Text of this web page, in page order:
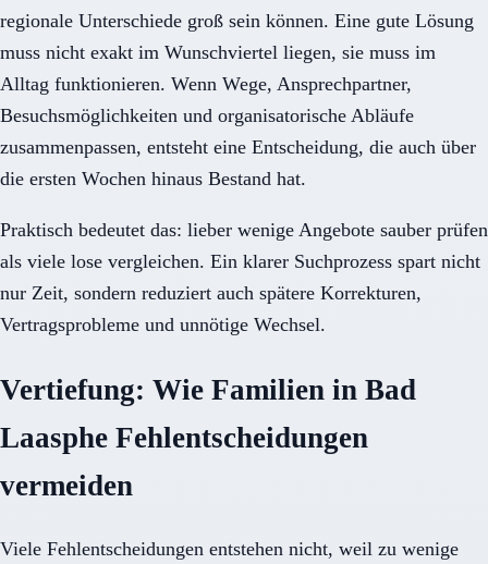
regionale Unterschiede groß sein können. Eine gute Lösung
muss nicht exakt im Wunschviertel liegen, sie muss im
Alltag funktionieren. Wenn Wege, Ansprechpartner,
Besuchsmöglichkeiten und organisatorische Abläufe
zusammenpassen, entsteht eine Entscheidung, die auch über
die ersten Wochen hinaus Bestand hat.
Praktisch bedeutet das: lieber wenige Angebote sauber prüfen
als viele lose vergleichen. Ein klarer Suchprozess spart nicht
nur Zeit, sondern reduziert auch spätere Korrekturen,
Vertragsprobleme und unnötige Wechsel.
Vertiefung: Wie Familien in Bad
Laasphe Fehlentscheidungen
vermeiden
Viele Fehlentscheidungen entstehen nicht, weil zu wenige